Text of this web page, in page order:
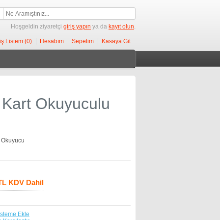
Hoşgeldin ziyaretçi giriş yapın ya da kayıt olun.
Listem (0) Hesabım Sepetim Kasaya Git
Okuyuculu
KDV Dahil
Ekle